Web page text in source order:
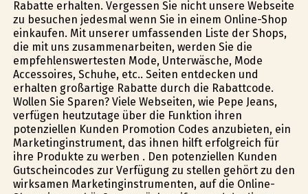
Rabatte erhalten. Vergessen Sie nicht unsere Webseite
zu besuchen jedesmal wenn Sie in einem Online-Shop
einkaufen. Mit unserer umfassenden Liste der Shops,
die mit uns zusammenarbeiten, werden Sie die
empfehlenswertesten Mode, Unterwäsche, Mode
Accessoires, Schuhe, etc.. Seiten entdecken und
erhalten großartige Rabatte durch die Rabattcode.
Wollen Sie Sparen? Viele Webseiten, wie Pepe Jeans,
verfügen heutzutage über die Funktion ihren
potenziellen Kunden Promotion Codes anzubieten, ein
Marketinginstrument, das ihnen hilft erfolgreich für
ihre Produkte zu werben . Den potenziellen Kunden
Gutscheincodes zur Verfügung zu stellen gehört zu den
wirksamen Marketinginstrumenten, auf die Online-